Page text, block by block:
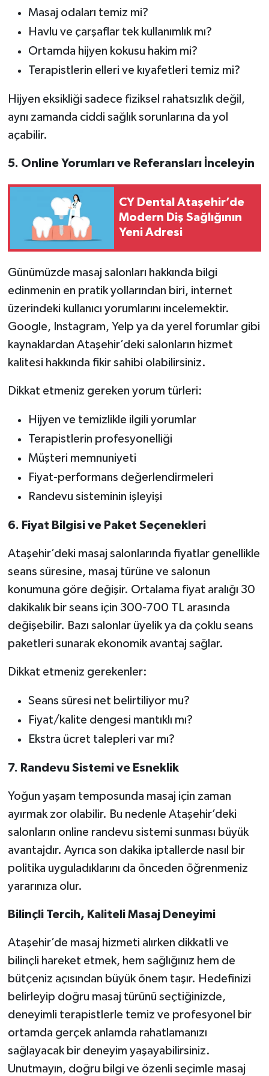
Masaj odaları temiz mi?
Havlu ve çarşaflar tek kullanımlık mı?
Ortamda hijyen kokusu hakim mi?
Terapistlerin elleri ve kıyafetleri temiz mi?
Hijyen eksikliği sadece fiziksel rahatsızlık değil,
aynı zamanda ciddi sağlık sorunlarına da yol
açabilir.
5. Online Yorumları ve Referansları İnceleyin
CY Dental Ataşehir’de
Modern Diş Sağlığının
Yeni Adresi
Günümüzde masaj salonları hakkında bilgi
edinmenin en pratik yollarından biri, internet
üzerindeki kullanıcı yorumlarını incelemektir.
Google, Instagram, Yelp ya da yerel forumlar gibi
kaynaklardan Ataşehir’deki salonların hizmet
kalitesi hakkında fikir sahibi olabilirsiniz.
Dikkat etmeniz gereken yorum türleri:
Hijyen ve temizlikle ilgili yorumlar
Terapistlerin profesyonelliği
Müşteri memnuniyeti
Fiyat-performans değerlendirmeleri
Randevu sisteminin işleyişi
6. Fiyat Bilgisi ve Paket Seçenekleri
Ataşehir’deki masaj salonlarında fiyatlar genellikle
seans süresine, masaj türüne ve salonun
konumuna göre değişir. Ortalama fiyat aralığı 30
dakikalık bir seans için 300-700 TL arasında
değişebilir. Bazı salonlar üyelik ya da çoklu seans
paketleri sunarak ekonomik avantaj sağlar.
Dikkat etmeniz gerekenler:
Seans süresi net belirtiliyor mu?
Fiyat/kalite dengesi mantıklı mı?
Ekstra ücret talepleri var mı?
7. Randevu Sistemi ve Esneklik
Yoğun yaşam temposunda masaj için zaman
ayırmak zor olabilir. Bu nedenle Ataşehir’deki
salonların online randevu sistemi sunması büyük
avantajdır. Ayrıca son dakika iptallerde nasıl bir
politika uyguladıklarını da önceden öğrenmeniz
yararınıza olur.
Bilinçli Tercih, Kaliteli Masaj Deneyimi
Ataşehir’de masaj hizmeti alırken dikkatli ve
bilinçli hareket etmek, hem sağlığınız hem de
bütçeniz açısından büyük önem taşır. Hedefinizi
belirleyip doğru masaj türünü seçtiğinizde,
deneyimli terapistlerle temiz ve profesyonel bir
ortamda gerçek anlamda rahatlamanızı
sağlayacak bir deneyim yaşayabilirsiniz.
Unutmayın, doğru bilgi ve özenli seçimle masaj